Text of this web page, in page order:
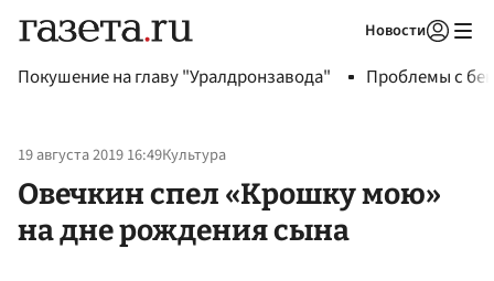
Новости
Покушение на главу "Уралдронзавода" Проблемы с
19 августа 2019 16:49Культура
Овечкин спел «Крошку мою»
на дне рождения сына